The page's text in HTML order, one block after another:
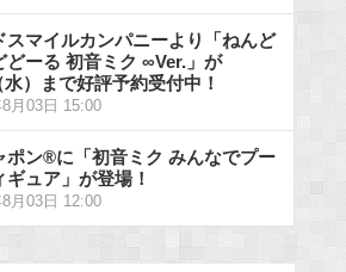
スマイルカンパニーより「ねんど
どーる 初音ミク ∞Ver.」が
水）まで好評予約受付中！
月03日 15:00
ポン®に「初音ミク みんなでプー
ギュア」が登場！
月03日 12:00